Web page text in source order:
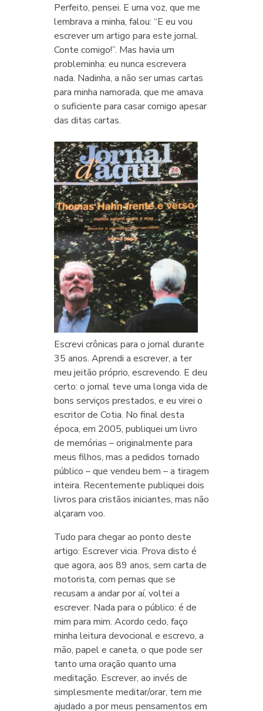
Perfeito, pensei. E uma voz, que me
lembrava a minha, falou: “E eu vou
escrever um artigo para este jornal.
Conte comigo!”. Mas havia um
probleminha: eu nunca escrevera
nada. Nadinha, a não ser umas cartas
para minha namorada, que me amava
o suficiente para casar comigo apesar
das ditas cartas.
Escrevi crônicas para o jornal durante
35 anos. Aprendi a escrever, a ter
meu jeitão próprio, escrevendo. E deu
certo: o jornal teve uma longa vida de
bons serviços prestados, e eu virei o
escritor de Cotia. No final desta
época, em 2005, publiquei um livro
de memórias – originalmente para
meus filhos, mas a pedidos tornado
público – que vendeu bem – a tiragem
inteira. Recentemente publiquei dois
livros para cristãos iniciantes, mas não
alçaram voo.
Tudo para chegar ao ponto deste
artigo: Escrever vicia. Prova disto é
que agora, aos 89 anos, sem carta de
motorista, com pernas que se
recusam a andar por aí, voltei a
escrever. Nada para o público: é de
mim para mim. Acordo cedo, faço
minha leitura devocional e escrevo, a
mão, papel e caneta, o que pode ser
tanto uma oração quanto uma
meditação. Escrever, ao invés de
simplesmente meditar/orar, tem me
ajudado a por meus pensamentos em